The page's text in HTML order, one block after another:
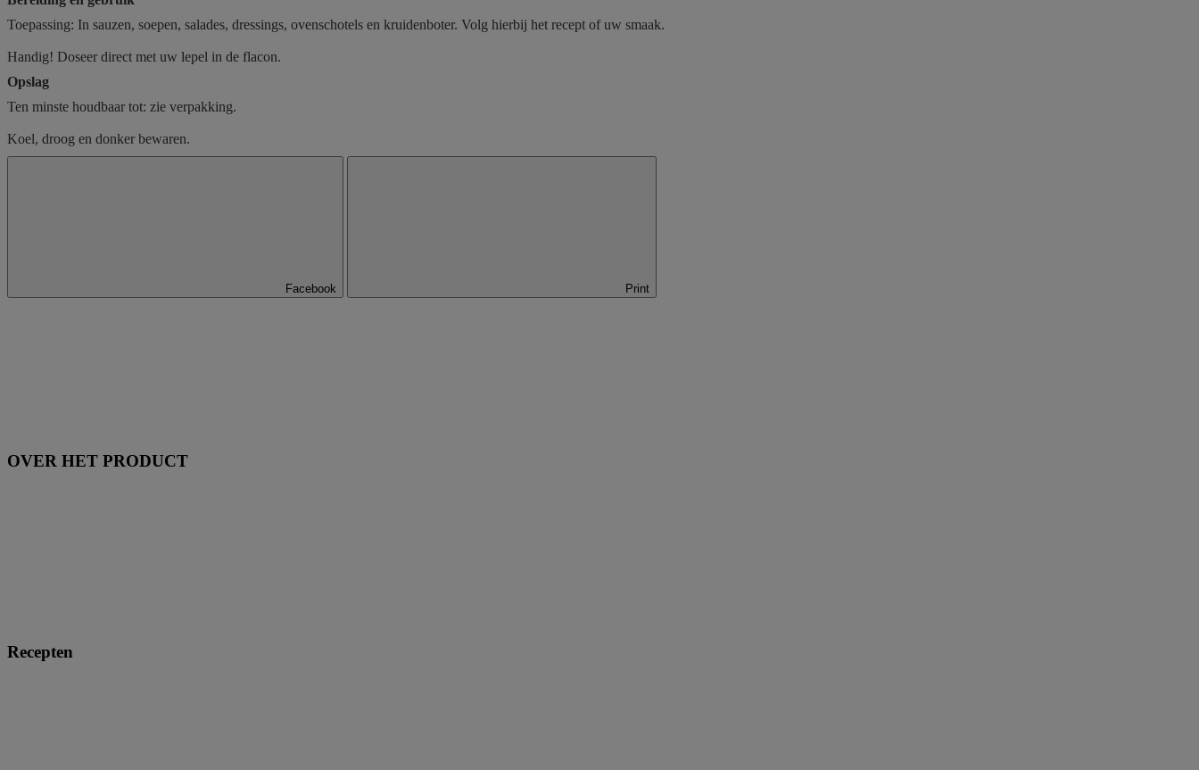
Toepassing: In sauzen, soepen, salades, dressings, ovenschotels en kruidenboter. Volg hierbij het recept of uw smaak.
Handig! Doseer direct met uw lepel in de flacon.
Opslag
Ten minste houdbaar tot: zie verpakking.
Koel, droog en donker bewaren.
Facebook Print
OVER HET PRODUCT
Recepten